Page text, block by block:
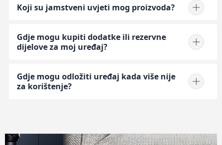
Koji su jamstveni uvjeti mog proizvoda?
Gdje mogu kupiti dodatke ili rezervne
dijelove za moj uređaj?
Gdje mogu odložiti uređaj kada više nije
za korištenje?